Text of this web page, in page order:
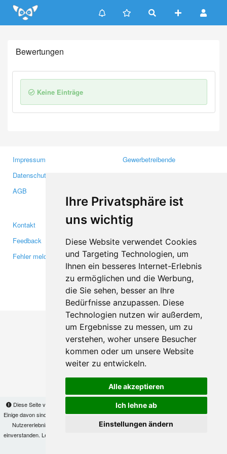
Ihre Privatsphäre ist
uns wichtig
Diese Website verwendet Cookies
und Targeting Technologien, um
Ihnen ein besseres Internet-Erlebnis
zu ermöglichen und die Werbung,
die Sie sehen, besser an Ihre
Bedürfnisse anzupassen. Diese
Technologien nutzen wir außerdem,
um Ergebnisse zu messen, um zu
verstehen, woher unsere Besucher
kommen oder um unsere Website
weiter zu entwickeln.
Alle akzeptieren
Ich lehne ab
Einstellungen ändern
Update cookies preferences
Diese Seite verwendet Cookies, um Informationen auf Ihrem Computer zu speichern.
Einige davon sind notwendig, damit unsere Seite funktioniert, andere helfen uns dabei, das
Nutzererlebnis zu verbessern. Mit der Nutzung dieser Seite erklären Sie sich damit
einverstanden. Lesen Sie unsere
Bewertungen
Keine Einträge
Impressum
Datenschutzerklärung
AGB
Gewerbetreibende
Medien
Kontakt
Feedback
Fehler melden
Facebook
Twitter
YouTube
Google+
Makis© Copyright 2026